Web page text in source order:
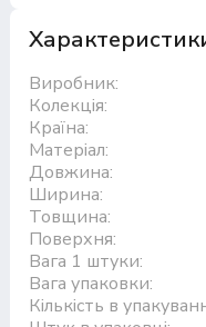
Виробник:
Колекція:
Країна:
Матеріал:
Довжина:
Ширина:
Товщина:
Поверхня:
Вага 1 штуки:
Вага упаковки:
Кількість в